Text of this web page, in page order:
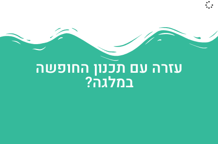
עזרה עם תכנון החופשה
במלגה?